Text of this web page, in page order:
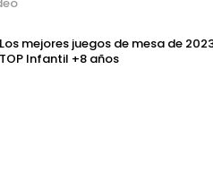
Los mejores juegos de mesa de
TOP Infantil +8 años